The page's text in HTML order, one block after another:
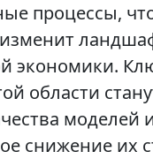
процессы,
экономики.
области
моделей
снижение их